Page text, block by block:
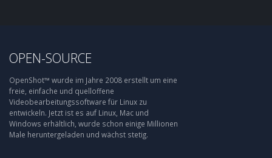
OPEN-SOURCE
OpenShot™ wurde im Jahre 2008 erstellt um eine
freie, einfache und quelloffene
Videobearbeitungssoftware für Linux zu
entwickeln. Jetzt ist es auf Linux, Mac und
Windows erhältlich, wurde schon einige Millionen
Male heruntergeladen und wächst stetig.